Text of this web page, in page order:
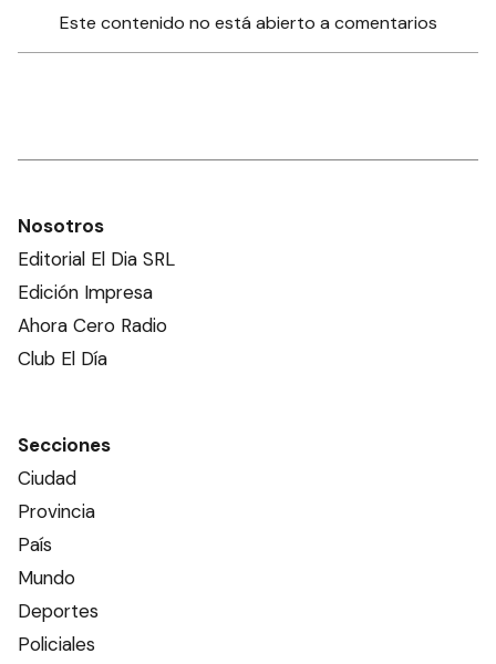
Este contenido no está abierto a comentarios
Nosotros
Editorial El Dia SRL
Edición Impresa
Ahora Cero Radio
Club El Día
Secciones
Ciudad
Provincia
País
Mundo
Deportes
Policiales